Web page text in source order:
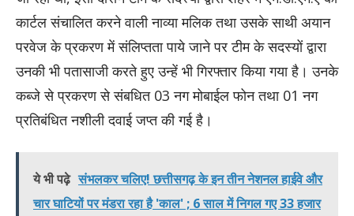
कार्टल संचालित करने वाली नाव्या मलिक तथा उसके साथी अयान
परवेज के प्रकरण में संलिप्तता पाये जाने पर टीम के सदस्यों द्वारा
उनकी भी पतासाजी करते हुए उन्हें भी गिरफ्तार किया गया है। उनके
कब्जे से प्रकरण से संबधित 03 नग मोबाईल फोन तथा 01 नग
प्रतिबंधित नशीली दवाई जप्त की गई है।
ये भी पढ़े संभलकर चलिए! छत्तीसगढ़ के इन तीन नेशनल हाईवे और
चार घाटियों पर मंडरा रहा है 'काल' ; 6 साल में निगल गए 33 हजार